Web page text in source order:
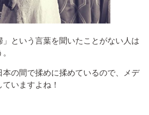
」という言葉を聞いたことがない人は
本の間で揉めに揉めているので、メデ
いますよね！